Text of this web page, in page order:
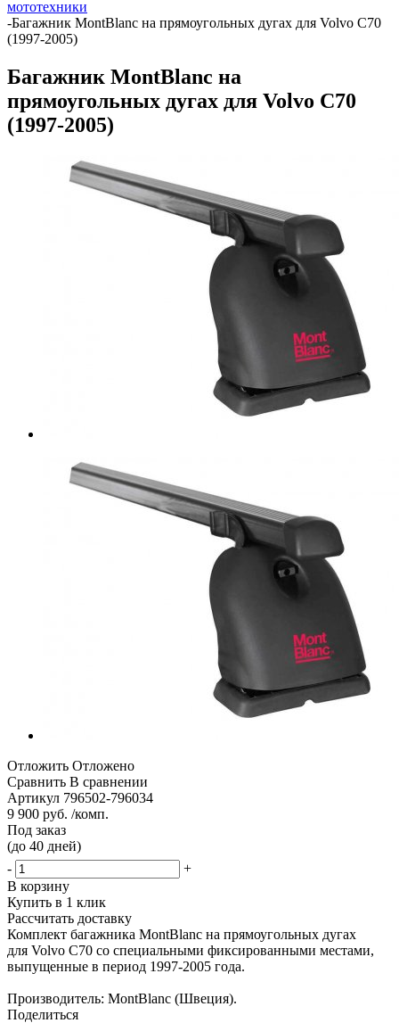
мототехники
-Багажник MontBlanc на прямоугольных дугах для Volvo C70
(1997-2005)
Багажник MontBlanc на
прямоугольных дугах для Volvo C70
(1997-2005)
Отложить Отложено
Сравнить В сравнении
Артикул 796502-796034
9 900 руб. /комп.
Под заказ
(до 40 дней)
-
+
В корзину
Купить в 1 клик
Рассчитать доставку
Комплект багажника MontBlanc на прямоугольных дугах
для Volvo C70 со специальными фиксированными местами,
выпущенные в период 1997-2005 года.
Производитель: MontBlanc (Швеция).
Поделиться